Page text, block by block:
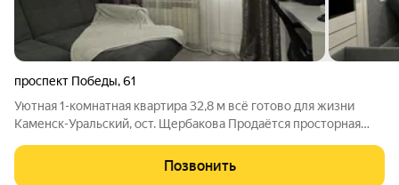
проспект Победы,61
Уютная 1-комнатная квартира 32,8 м всё готово для жизни
Каменск-Уральский, ост. Щербакова Продаётся просторная
одному или паре!
Позвонить